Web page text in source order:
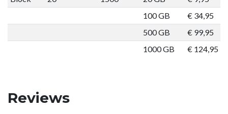
100 GB
€ 34,95
500 GB
€ 99,95
1000 GB
€ 124,95
Reviews